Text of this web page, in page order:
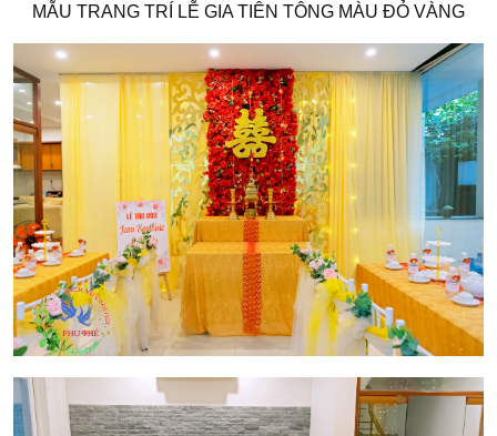
MẪU TRANG TRÍ LỄ GIA TIÊN TÔNG MÀU ĐỎ VÀNG